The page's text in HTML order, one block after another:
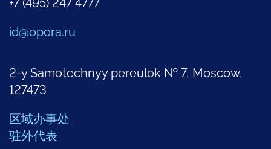
+7 (495) 247 4777
id@opora.ru
2-y Samotechnyy pereulok № 7, Moscow,
127473
区域办事处
驻外代表